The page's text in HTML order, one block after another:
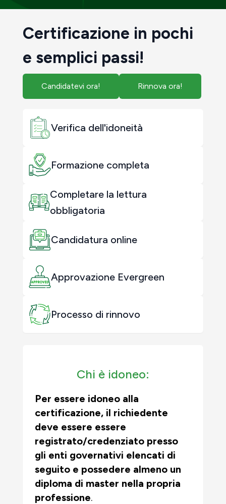
Certificazione in pochi
e semplici passi!
Candidatevi ora! Rinnova ora!
Verifica dell'idoneità
Formazione completa
Completare la lettura
obbligatoria
Candidatura online
Approvazione Evergreen
Processo di rinnovo
Chi è idoneo:
Per essere idoneo alla
certificazione, il richiedente
deve essere essere
registrato/credenziato presso
gli enti governativi elencati di
seguito e possedere almeno un
diploma di master nella propria
professione.